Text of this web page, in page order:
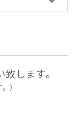
します。
）